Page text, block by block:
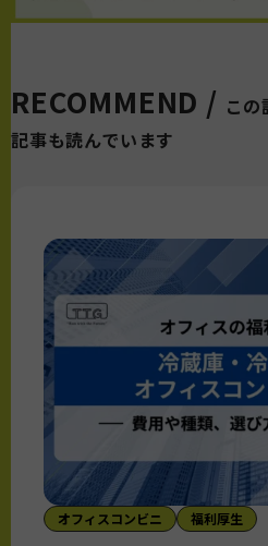
RECOMMEND / こ
記事も読んでいます
オフィスコンビニ 福利厚生